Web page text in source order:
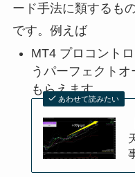
ード手法に類するも
です。例えば
MT4 プロコント
うパーフェクト
もらえます
あわせて読みたい